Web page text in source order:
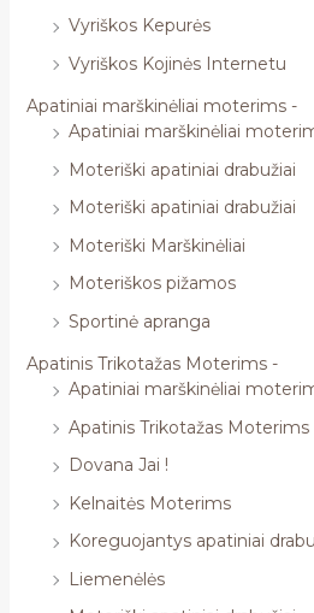
Vyriškos Kepurės
Vyriškos Kojinės Internetu
Apatiniai marškinėliai moterims -
Apatiniai marškinėliai
Moteriški apatiniai drabužiai
Moteriški apatiniai drabužiai
Moteriški Marškinėliai
Moteriškos pižamos
Sportinė apranga
Apatinis Trikotažas Moterims -
Apatiniai marškinėliai
Apatinis Trikotažas Moterims
Dovana Jai !
Kelnaitės Moterims
Koreguojantys apatiniai
Liemenėlės